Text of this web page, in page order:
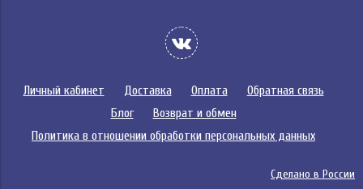
Личный кабинет Доставка Оплата
Обратная связь
Блог
Возврат и обмен
Политика в отношении обработки персональных данных
Сделано в России